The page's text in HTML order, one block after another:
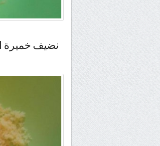
نضيف خميرة